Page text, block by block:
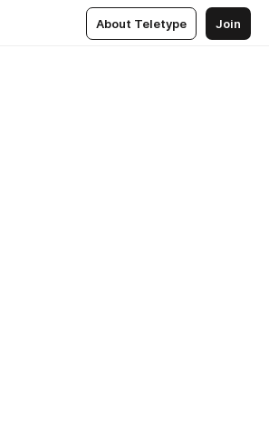
About Teletype Join